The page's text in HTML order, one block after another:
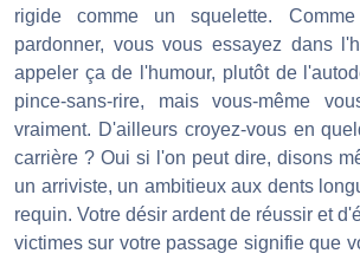
rigide comme un squelette.
pardonner, vous vous essayez dans
appeler ça de l'humour, plutôt de
pince-sans-rire, mais vous-même
vraiment. D'ailleurs croyez-vous en
carrière ? Oui si l'on peut dire, disons
un arriviste, un ambitieux aux dents
requin. Votre désir ardent de réussir et
victimes sur votre passage signifie que